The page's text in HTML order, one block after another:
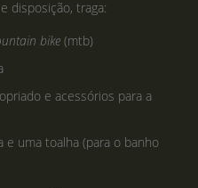
disposição, traga:
bike (mtb)
e acessórios para a
e uma toalha (para o banho